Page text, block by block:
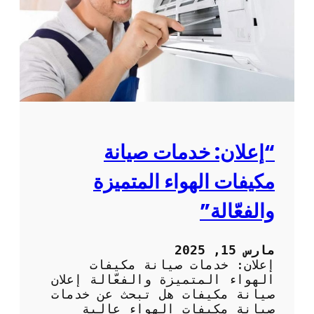
ر
ة
ل
ل
م
ك
ي
ف
م
س
و
ب
ي
ش
ي
ا
ل
خ
ي
ا
“إعلان: خدمات صيانة
مكيفات الهواء المتميزة
والفعّالة”
مارس 15, 2025
إعلان: خدمات صيانة مكيفات
الهواء المتميزة والفعّالة إعلان
صيانة مكيفات هل تبحث عن خدمات
صيانة مكيفات الهواء عالية